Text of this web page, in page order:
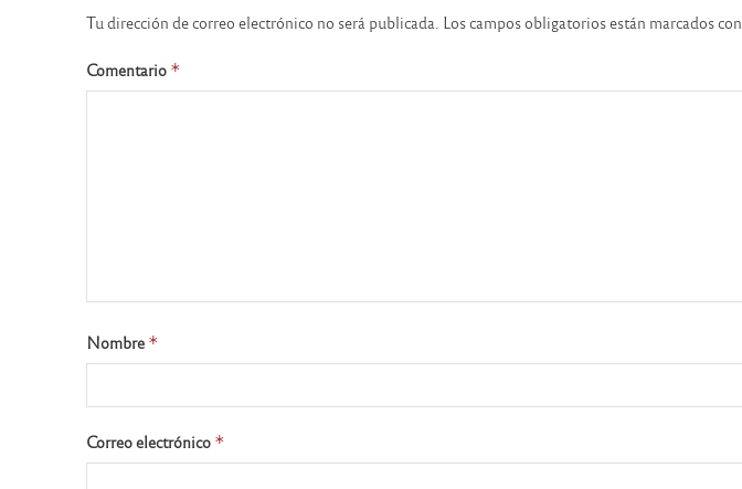
Tu dirección de correo electrónico no será publicada. Los campos obligatorios están marcados con
Comentario *
Nombre *
Correo electrónico *